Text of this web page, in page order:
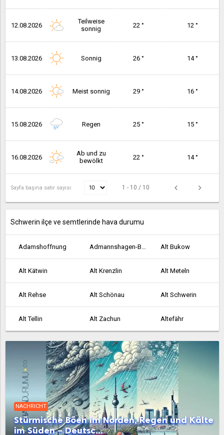
12.08.2026
Teilweise
sonnig
22 ° 12 °
13.08.2026 Sonnig 26 ° 14 °
14.08.2026 Meist sonnig 29 ° 16 °
15.08.2026 Regen 25 ° 15 °
16.08.2026
Ab und zu
bewölkt
22 ° 14 °
Sayfa başına satır sayısı: 1 - 10 / 10
Schwerin ilçe ve semtlerinde hava durumu
Adamshoffnung Admannshagen-Bargeshagen Alt Bukow
Alt Kätwin Alt Krenzlin Alt Meteln
Alt Rehse Alt Schönau Alt Schwerin
Alt Tellin Alt Zachun Altefähr
Altenkirchen Altenpleen Altentreptow
Altkalen Altwarp Altwigshagen
Ankershagen Anklam Bad Doberan
Bad Kleinen Bad Sülze Badow
NACHRICHT
Stürmische Böen im Norden, Regen und Kälte
im Süden – Deutsc...